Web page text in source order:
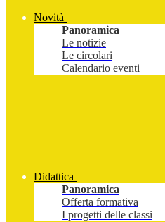
Novità
Panoramica
Le notizie
Le circolari
Calendario eventi
Didattica
Panoramica
Offerta formativa
I progetti delle classi